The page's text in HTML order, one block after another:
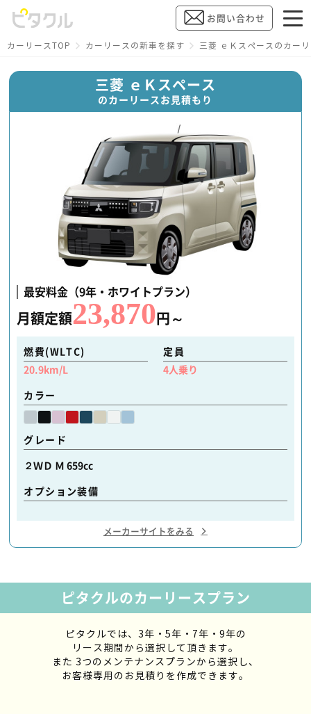
お問い合わせ
カーリースTOP カーリースの新車を探す 三菱 ｅＫスペースのカー
三菱 ｅＫスペース
のカーリースお見積もり
最安料金（9年・ホワイトプラン）
月額定額23,870 円～
燃費(WLTC)
20.9 km/L
定員
4人乗り
カラー
グレード
２ＷＤ Ｍ 659cc
オプション装備
メーカーサイトをみる
ピタクルのカーリースプラン
ピタクルでは、3年・5年・7年・9年の
リース期間から選択して頂きます。
また 3つのメンテナンスプランから選択し、
お客様専用のお見積りを作成できます。